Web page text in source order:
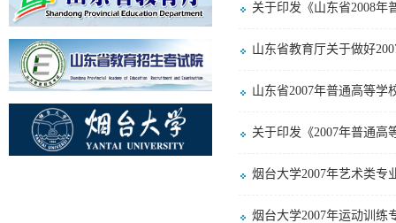
关于印发《山东省2008年
山东省教育厅关于做好
山东省2007年普通高等学
关于印发《2007年普通高
烟台大学2007年艺术类专
烟台大学2007年运动训练